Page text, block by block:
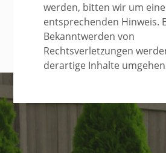
werden, bitten wir um
entsprechenden Hinweis.
Bekanntwerden von
Rechtsverletzungen
derartige Inhalte